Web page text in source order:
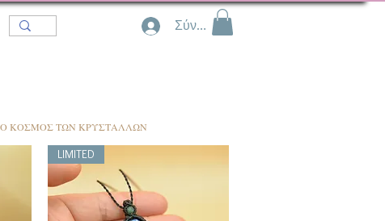
Σύνδεση
Ο ΚΟΣΜΟΣ ΤΩΝ ΚΡΥΣΤΑΛΛΩΝ
LIMITED